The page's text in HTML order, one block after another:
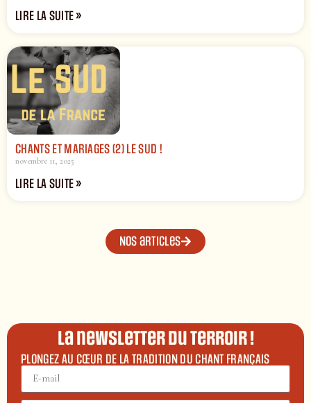
LIRE LA SUITE »
CHANTS ET MARIAGES (2) LE SUD !
novembre 11, 2025
LIRE LA SUITE »
Nos articles
La newsletter du terroir !
PLONGEZ AU CŒUR DE LA TRADITION DU CHANT FRANÇAIS